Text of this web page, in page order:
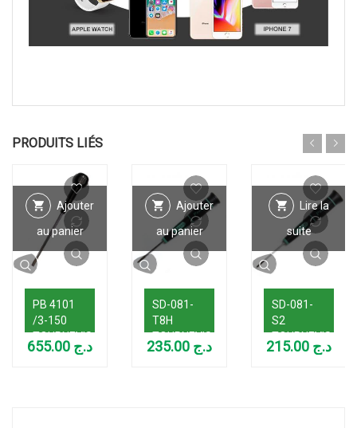
PRODUITS LIÉS
Ajouter
au panier
PB 4101
/3-150
TOURNEVIS
FRANCAIS
د.ج
Ajouter
au panier
SD-081-
T8H
TOURNEVIS
PRECISION
د.ج
Lire la
suite
SD-081-
S2
TOURNEVIS
DE
د.ج